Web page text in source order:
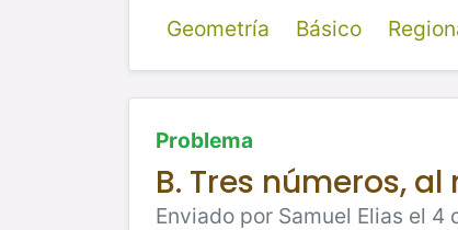
Geometría
Básico
Problema
B. Tres números,
Enviado por Samuel Elias el